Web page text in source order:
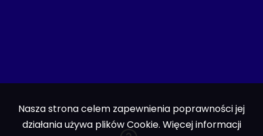
Nasza strona celem zapewnienia poprawności jej
działania używa plików Cookie. Więcej informacji